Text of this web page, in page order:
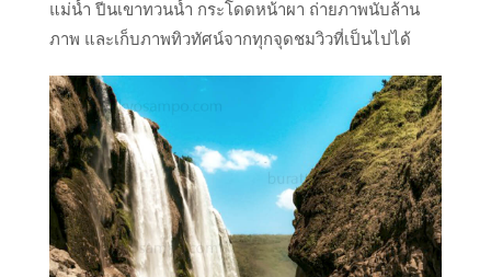
แม่น้ำ ปีนเขาทวนน้ำ กระโดดหน้าผา ถ่ายภาพนับล้าน
ภาพ และเก็บภาพทิวทัศน์จากทุกจุดชมวิวที่เป็นไปได้